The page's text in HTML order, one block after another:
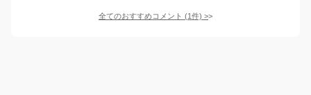
全てのおすすめコメント (1件) >